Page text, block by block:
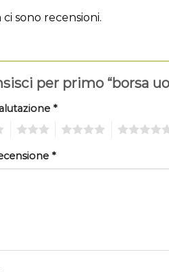
sono recensioni.
per primo “borsa
*
*